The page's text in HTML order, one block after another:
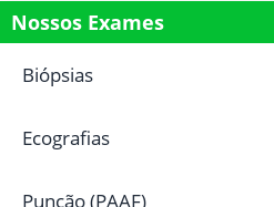
Nossos Exames
Biópsias
Ecografias
Punção (PAAF)